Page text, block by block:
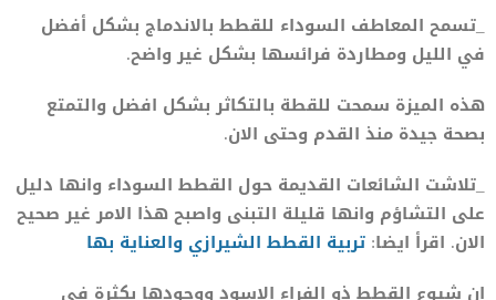
_تسمح المعاطف السوداء للقطط بالاندماج بشكل أفضل
في الليل ومطاردة فرائسها بشكل غير واضح.
هذه الميزة سمحت للقطة بالتكاثر بشكل افضل والتمتع
بصحة جيدة منذ القدم وحتى الان.
_تلاشت الشائعات القديمة حول القطط السوداء وانها دليل
على التشاؤم وانها قليلة التبنى واصبح هذا الامر غير صحيح
الان. اقرأ ايضا: تربية القطط الشيرازي والعناية بها
ان شيوع القطط ذو الفراء الاسود ووجودها بكثرة فى